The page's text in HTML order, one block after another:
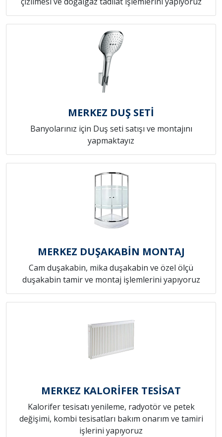
MERKEZ DUŞ SETİ
Banyolarınız için Duş seti satışı ve montajını
yapmaktayız
MERKEZ DUŞAKABİN MONTAJ
Cam duşakabin, mika duşakabin ve özel ölçü
duşakabin tamir ve montaj işlemlerini yapıyoruz
MERKEZ KALORİFER TESİSAT
Kalorifer tesisatı yenileme, radyotör ve petek
değişimi, kombi tesisatları bakım onarım ve tamiri
işlerini yapıyoruz